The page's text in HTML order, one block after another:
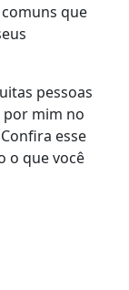
que
pessoas
por mim no
esse
o que você